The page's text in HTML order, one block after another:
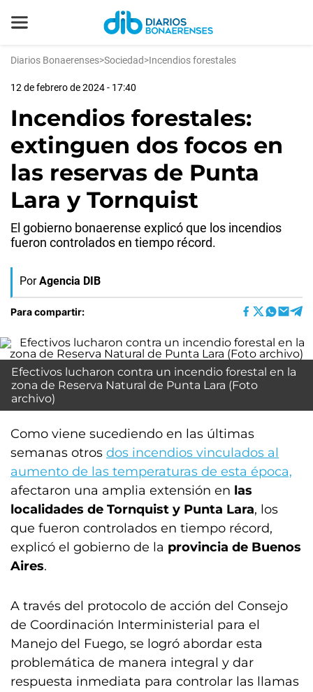
Diarios Bonaerenses>Sociedad>Incendios forestales
12 de febrero de 2024 - 17:40
Incendios forestales:
extinguen dos focos en
las reservas de Punta
Lara y Tornquist
El gobierno bonaerense explicó que los incendios
fueron controlados en tiempo récord.
Por Agencia DIB
Para compartir:
Efectivos lucharon contra un incendio forestal en la
zona de Reserva Natural de Punta Lara (Foto
archivo)
Como viene sucediendo en las últimas
semanas otros dos incendios vinculados al
aumento de las temperaturas de esta época,
afectaron una amplia extensión en las
localidades de Tornquist y Punta Lara, los
que fueron controlados en tiempo récord,
explicó el gobierno de la provincia de Buenos
Aires.
A través del protocolo de acción del Consejo
de Coordinación Interministerial para el
Manejo del Fuego, se logró abordar esta
problemática de manera integral y dar
respuesta inmediata para controlar las llamas